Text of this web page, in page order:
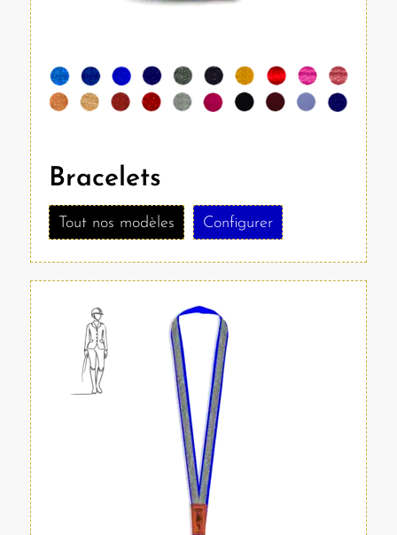
Bracelets
Tout nos modèles Configurer